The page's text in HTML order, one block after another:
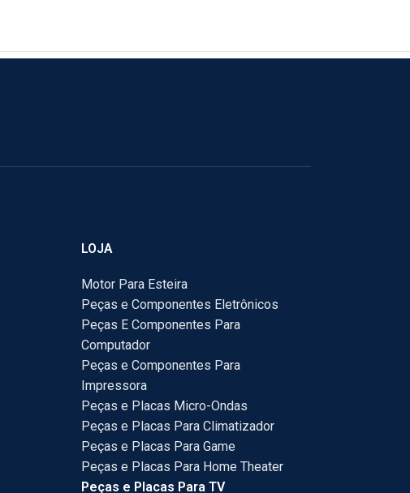
LOJA
Motor Para Esteira
Peças e Componentes Eletrônicos
Peças E Componentes Para
Computador
Peças e Componentes Para
Impressora
Peças e Placas Micro-Ondas
Peças e Placas Para Climatizador
Peças e Placas Para Game
Peças e Placas Para Home Theater
Peças e Placas Para TV